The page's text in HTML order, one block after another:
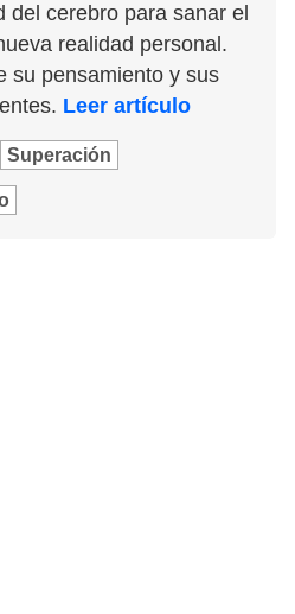
del cerebro para sanar el
realidad personal.
su pensamiento y sus
Leer artículo
Superación